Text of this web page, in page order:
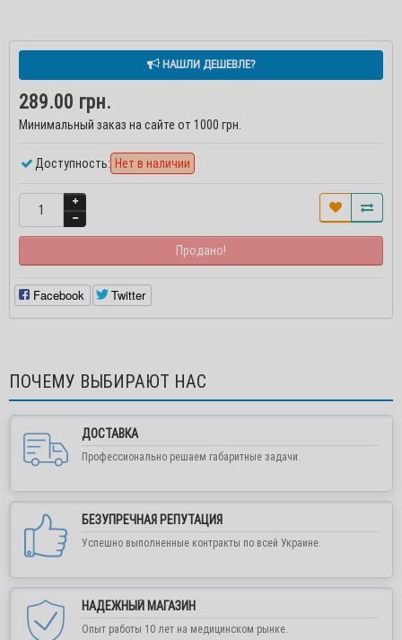
НАШЛИ ДЕШЕВЛЕ?
289.00 грн.
Минимальный заказ на сайте от 1000 грн.
Доступность: Нет в наличии
Продано!
Facebook Twitter
ПОЧЕМУ ВЫБИРАЮТ НАС
ДОСТАВКА
Профессионально решаем габаритные задачи.
БЕЗУПРЕЧНАЯ РЕПУТАЦИЯ
Успешно выполненные контракты по всей Украине.
НАДЕЖНЫЙ МАГАЗИН
Опыт работы 10 лет на медицинском рынке.